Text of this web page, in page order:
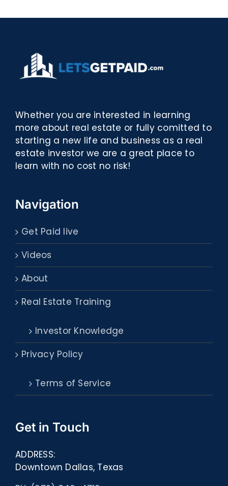
Whether you are interested in learning
more about real estate or fully comitted to
starting a new life and business as a real
estate investor we are a great place to
learn with no cost no risk!
Navigation
Get Paid live
Videos
About
Real Estate Training
Investor Knowledge
Privacy Policy
Terms of Service
Get in Touch
ADDRESS:
Downtown Dallas, Texas